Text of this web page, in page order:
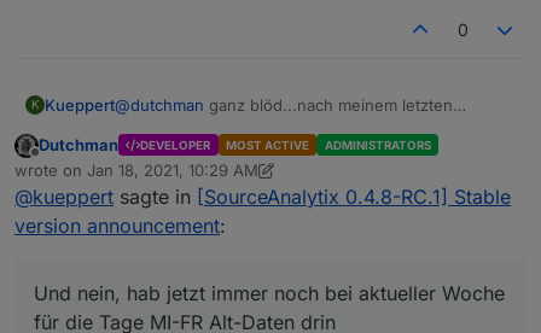
0
K Kueppert@dutchman ganz blöd...nach meinem letzten
gemacht :-S
Und ja, Previous ist aktiviert
Und nein, hab jetzt immer noch bei aktueller Woche
für die Tage MI-FR Alt-Daten drin :O
Offline
Dutchman DEVELOPER MOST ACTIVE ADMINISTRATORS
wrote on Jan 18, 2021, 10:29 AM
last edited by DutchmanJan 18, 2021, 11:29 AM
@kueppert sagte in [SourceAnalytix 0.4.8-RC.1] Stable
version announcement:
Und nein, hab jetzt immer noch bei aktueller Woche
für die Tage MI-FR Alt-Daten drin